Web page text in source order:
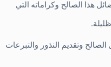
هذا الصالح وكراماته التي
وتقديم النذور والتبرعات